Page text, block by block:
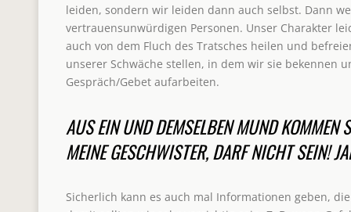
leiden, sondern wir leiden dann auch selbst. Dann
vertrauensunwürdigen Personen. Unser Charakter
auch von dem Fluch des Tratsches heilen und
unserer Schwäche stellen, in dem wir sie bekennen
Gespräch/Gebet aufarbeiten.
AUS EIN UND DEMSELBEN MUND KOMMEN
MEINE GESCHWISTER, DARF NICHT SEIN!
Sicherlich kann es auch mal Informationen geben,